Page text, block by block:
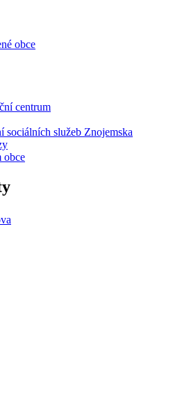
obce
centrum
sociálních služeb Znojemska
obce